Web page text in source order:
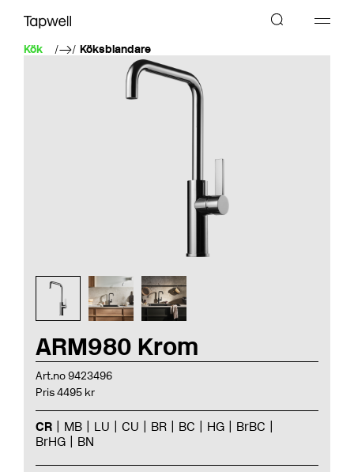
Kök Köksblandare
ARM980 Krom
Art.no 9423496
Pris 4495 kr
CR MB LU CU BR BC HG
BrBC
BrHG
BN